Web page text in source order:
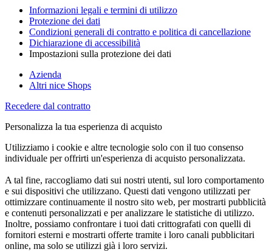
Informazioni legali e termini di utilizzo
Protezione dei dati
Condizioni generali di contratto e politica di cancellazione
Dichiarazione di accessibilità
Impostazioni sulla protezione dei dati
Azienda
Altri nice Shops
Recedere dal contratto
Personalizza la tua esperienza di acquisto
Utilizziamo i cookie e altre tecnologie solo con il tuo consenso
individuale per offrirti un'esperienza di acquisto personalizzata.
A tal fine, raccogliamo dati sui nostri utenti, sul loro comportamento
e sui dispositivi che utilizzano. Questi dati vengono utilizzati per
ottimizzare continuamente il nostro sito web, per mostrarti pubblicità
e contenuti personalizzati e per analizzare le statistiche di utilizzo.
Inoltre, possiamo confrontare i tuoi dati crittografati con quelli di
fornitori esterni e mostrarti offerte tramite i loro canali pubblicitari
online, ma solo se utilizzi già i loro servizi.